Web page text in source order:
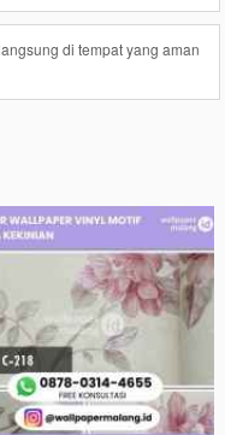
di tempat yang aman